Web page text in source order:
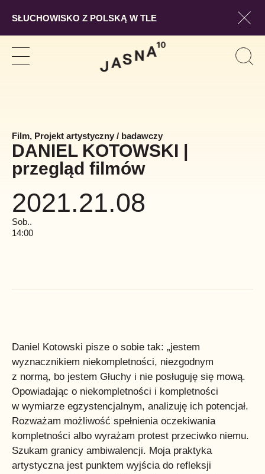
Film, Projekt artystyczny / badawczy
DANIEL KOTOWSKI |
przegląd filmów
2021.21.08
Sob..
14:00
Daniel Kotowski pisze o sobie tak: „jestem
wyznacznikiem niekompletności, niezgodnym
z normą, bo jestem Głuchy i nie posługuję się mową.
Opowiadając o niekompletności i kompletności
w wymiarze egzystencjalnym, analizuję ich potencjał.
Rozważam możliwość spełnienia oczekiwania
kompletności albo wyrażam protest przeciwko niemu.
Szukam granicy ambiwalencji. Moja praktyka
artystyczna jest punktem wyjścia do refleksji
Pokaż
SŁUCHOWISKO Z POLSKĄ W TLE